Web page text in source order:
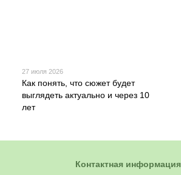
27 июля 2026
Как понять, что сюжет будет
выглядеть актуально и через 10
лет
Контактная информация